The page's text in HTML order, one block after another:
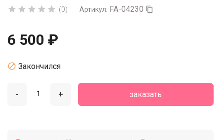
     (0) Артикул: FA-04230 
6 500 ₽
 Закончился
- + заказать